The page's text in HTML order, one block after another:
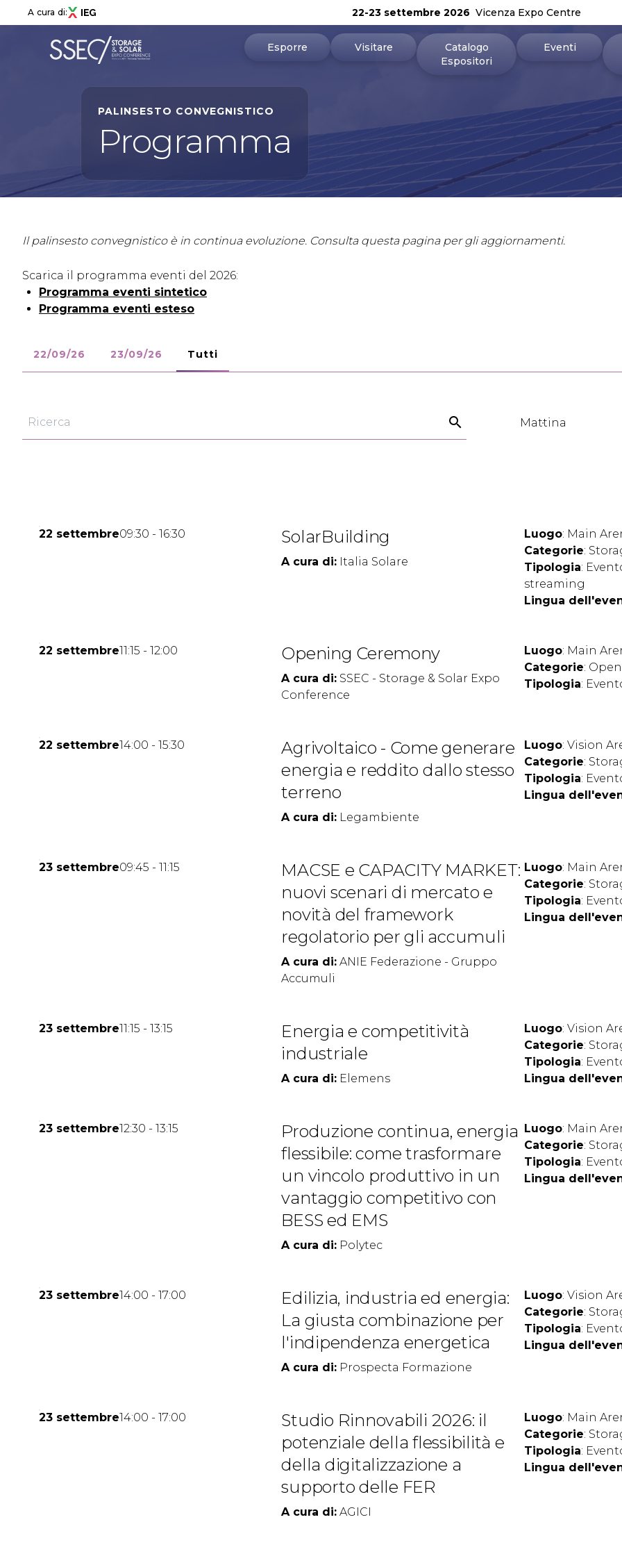
A cura di: 22-23 settembre 2026 Vicenza Expo Centre
Esporre
Perché esporre
Informazioni pratiche
Visitare
Perché visitare
APP
Catalogo
Espositori
Eventi
Programma 2026
Menù
Area espositiva
Newsletter
ESPORRE
Perché esporre
Informazioni pratiche espositori
Biglietti, date e orari
Catalogo Espositori
Per accreditarsi
Richiedi un preventivo
arrow_circle_right
Perché visitare
SCOPRI DI PIÙ arrow_circle_right
PALINSESTO CONVEGNISTICO
Programma
Il palinsesto convegnistico è in continua evoluzione. Consulta questa pagina per gli aggiornamenti.
Scarica il programma eventi del 2026:
Programma eventi sintetico
Programma eventi esteso
22/09/26 23/09/26 Tutti
search Mattina
22 settembre09:30 - 16:30 SolarBuilding
A cura di: Italia Solare
Luogo: Main
Categorie:
Tipologia:
streaming
Lingua
22 settembre11:15 - 12:00 Opening Ceremony
A cura di: SSEC - Storage & Solar Expo
Conference
Luogo: Main
Categorie:
Tipologia:
22 settembre14:00 - 15:30
Agrivoltaico - Come generare
energia e reddito dallo stesso
terreno
A cura di: Legambiente
Luogo: Vision
Categorie:
Tipologia:
Lingua
23 settembre09:45 - 11:15
MACSE e CAPACITY MARKET:
nuovi scenari di mercato e
novità del framework
regolatorio per gli accumuli
A cura di: ANIE Federazione - Gruppo
Accumuli
Luogo: Main
Categorie:
Tipologia:
Lingua
23 settembre11:15 - 13:15
Energia e competitività
industriale
A cura di: Elemens
Luogo: Vision
Categorie:
Tipologia:
Lingua
23 settembre12:30 - 13:15
Produzione continua, energia
flessibile: come trasformare
un vincolo produttivo in un
vantaggio competitivo con
BESS ed EMS
A cura di: Polytec
Luogo: Main
Categorie:
Tipologia:
Lingua
23 settembre14:00 - 17:00
Edilizia, industria ed energia:
La giusta combinazione per
l'indipendenza energetica
A cura di: Prospecta Formazione
Luogo: Vision
Categorie:
Tipologia:
Lingua
23 settembre14:00 - 17:00
Studio Rinnovabili 2026: il
potenziale della flessibilità e
della digitalizzazione a
supporto delle FER
A cura di: AGICI
Luogo: Main
Categorie:
Tipologia:
Lingua